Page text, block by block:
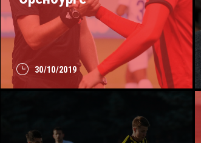
30/10/2019